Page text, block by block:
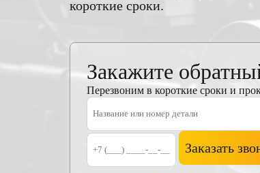
короткие сроки.
Закажите
Перезвоним в короткие сроки и
Заказать